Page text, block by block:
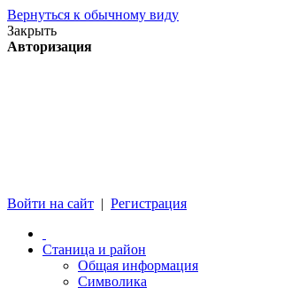
Вернуться к обычному виду
Закрыть
Авторизация
Войти на сайт | Регистрация
Станица и район
Общая информация
Символика